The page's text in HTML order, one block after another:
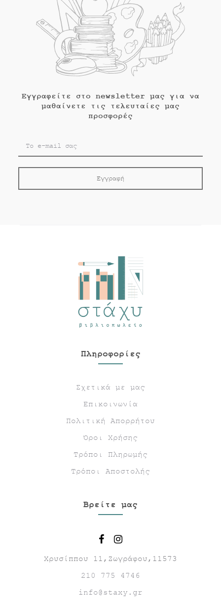
Εγγραφείτε στο newsletter μας για να
μαθαίνετε τις τελευταίες μας
προσφορές
Πληροφορίες
Σχετικά με μας
Επικοινωνία
Πολιτική Απορρήτου
Όροι Χρήσης
Τρόποι Πληρωμής
Τρόποι Αποστολής
Βρείτε μας
Χρυσίππου 11,Ζωγράφου,11573
210 775 4746
info@staxy.gr